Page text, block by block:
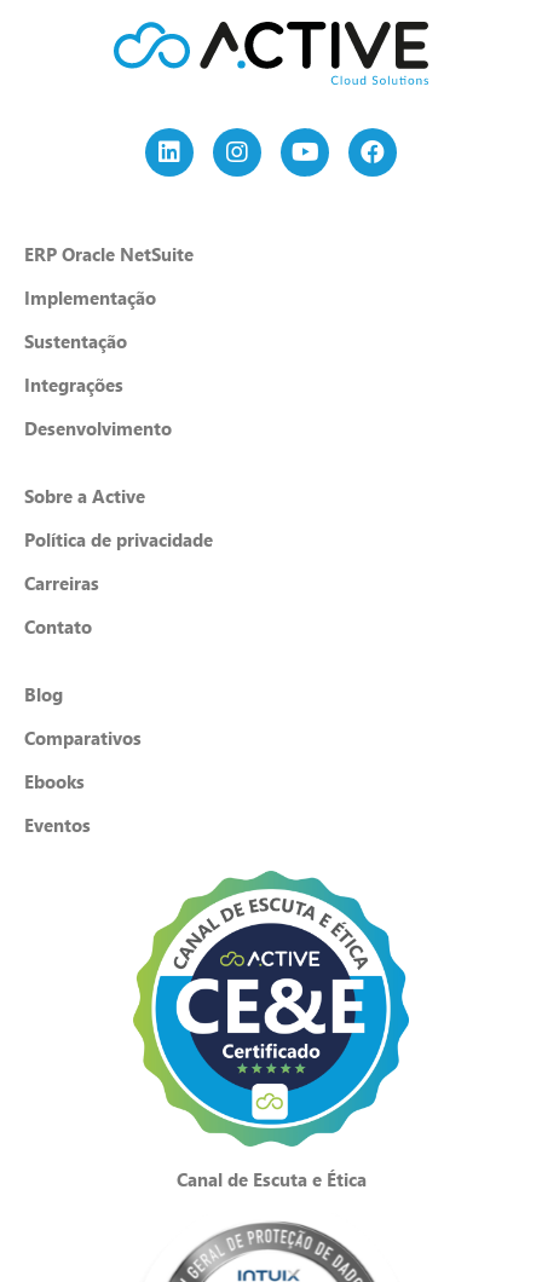
ERP Oracle NetSuite
Implementação
Sustentação
Integrações
Desenvolvimento
Sobre a Active
Política de privacidade
Carreiras
Contato
Blog
Comparativos
Ebooks
Eventos
Canal de Escuta e Ética